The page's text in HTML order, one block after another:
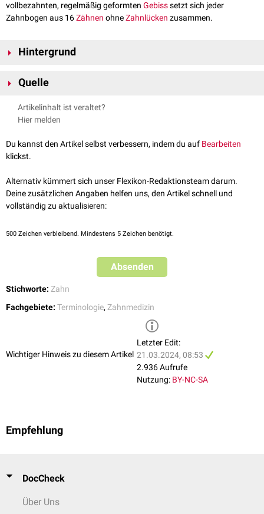
vollbezahnten, regelmäßig geformten Gebisssetzt sich jeder
Zahnbogen aus 16Zähnen ohneZahnlücken zusammen.
Hintergrund
untere Zahnbogen (Arcus dentalis inferior). Deshalb übergreifen die
3 mm.
Die Beurteilung der Zahnbogenform spielt bei der
Quelle
OptiDent Suisse; Zahnbogen
Artikelinhalt ist veraltet?
Hier melden
Du kannst den Artikel selbst verbessern, indem du auf Bearbeiten
klickst.
Alternativ kümmert sich unser Flexikon-Redaktionsteam darum.
Deine zusätzlichen Angaben helfen uns, den Artikel schnell und
vollständig zu aktualisieren:
500 Zeichen verbleibend. Mindestens 5 Zeichen benötigt.
Absenden
Stichworte: Zahn
Fachgebiete: Terminologie, Zahnmedizin
Wichtiger Hinweis zu diesem Artikel
Letzter Edit:
21.03.2024, 08:53
2.936 Aufrufe
Nutzung: BY-NC-SA
Empfehlung
DocCheck
Über Uns